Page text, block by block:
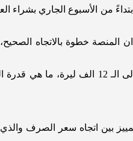
الأسبوع الجاري بشراء
المنصة خطوة بالاتجاه
وفي ظل التقلبات التي تشهدها السوق السوداء مع
بين اتجاه سعر الصرف